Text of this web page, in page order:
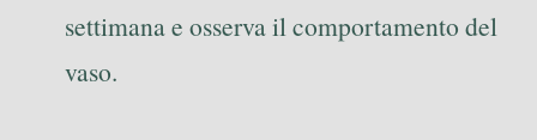
settimana e osserva il comportamento del
vaso.